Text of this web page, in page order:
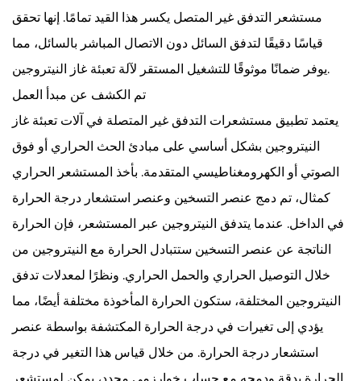
مستشعر التدفق غير المتصل يكسر هذا القيد تمامًا. إنها تحقق
قياسًا دقيقًا لتدفق السائل دون الاتصال المباشر بالسائل، مما
يوفر ضمانًا موثوقًا للتشغيل المستقر لآلة تعبئة غاز النيتروجين.
تم الكشف عن مبدأ العمل
يعتمد تطبيق مستشعرات التدفق غير المتصلة في آلات تعبئة غاز
النيتروجين بشكل أساسي على مبادئ الحث الحراري أو فوق
الصوتي أو الكهرومغناطيسي المتقدمة. بأخذ المستشعر الحراري
كمثال، تم دمج عنصر التسخين وعنصر استشعار درجة الحرارة
في الداخل. عندما يتدفق النيتروجين عبر المستشعر، فإن الحرارة
الناتجة عن عنصر التسخين ستتبادل الحرارة مع النيتروجين من
خلال التوصيل الحراري والحمل الحراري. ونظرًا لمعدلات تدفق
النيتروجين المختلفة، ستكون الحرارة المأخوذة مختلفة أيضًا، مما
يؤدي إلى تغيرات في درجة الحرارة المكتشفة بواسطة عنصر
استشعار درجة الحرارة. من خلال قياس هذا التغير في درجة